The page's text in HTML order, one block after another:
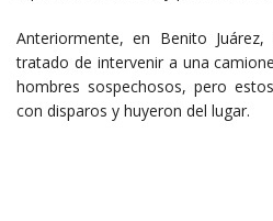
Anteriormente, en Benito
tratado de intervenir a una
hombres sospechosos, pero
con disparos y huyeron del lugar.